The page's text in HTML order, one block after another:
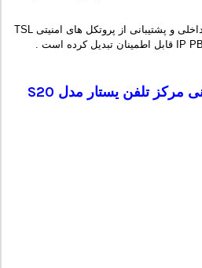
قابلیت Failover ، وجود فایروال داخلی و پشتیبانی از پروتکل های امنیتی TSL
مرکز تلفن یستار مدل S20